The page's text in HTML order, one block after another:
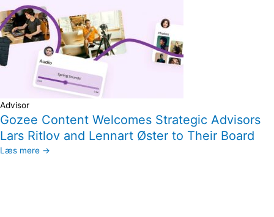
Advisor
Gozee Content Welcomes Strategic Advisors
Lars Ritlov and Lennart Øster to Their Board
Læs mere →